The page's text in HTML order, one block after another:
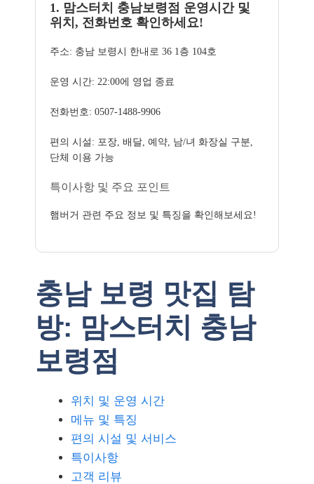
1. 맘스터치 충남보령점 운영시간 및
위치, 전화번호 확인하세요!
주소: 충남 보령시 한내로 36 1층 104호
운영 시간: 22:00에 영업 종료
전화번호: 0507-1488-9906
편의 시설: 포장, 배달, 예약, 남/녀 화장실 구분,
단체 이용 가능
특이사항 및 주요 포인트
햄버거 관련 주요 정보 및 특징을 확인해보세요!
충남 보령 맛집 탐
방: 맘스터치 충남
보령점
위치 및 운영 시간
메뉴 및 특징
편의 시설 및 서비스
특이사항
고객 리뷰